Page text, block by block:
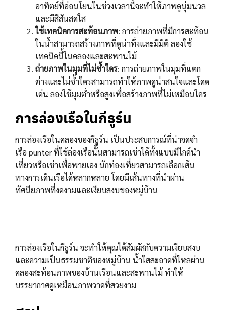
อาทิตย์ที่อ่อนโยนในช่วงเวลานี้จะทำให้ภาพดูนุ่มนวล
และมีสีสันสดใส
ใช้เทคนิคการสะท้อนภาพ: การถ่ายภาพที่มีการสะท้อน
ในน้ำสามารถสร้างภาพที่ดูน่าทึ่งและมีมิติ ลองใช้
เทคนิคนี้ในคลองและสะพานไม้
ถ่ายภาพในมุมที่ไม่ซ้ำใคร: การถ่ายภาพในมุมที่แตก
ต่างและไม่ซ้ำใครสามารถทำให้ภาพดูน่าสนใจและโดด
เด่น ลองใช้มุมต่ำหรือสูงเพื่อสร้างภาพที่ไม่เหมือนใคร
การล่องเรือในกีธูร์น
การล่องเรือในคลองของกีธูร์น เป็นประสบการณ์ที่น่าจดจำ
เรือ punter ที่ใช้ล่องเรือนั้นสามารถเช่าได้ทั้งแบบมีไกด์นำ
เที่ยวหรือเช่าเพื่อพายเอง นักท่องเที่ยวสามารถเลือกเส้น
ทางการเดินเรือได้หลากหลาย โดยมีเส้นทางที่นำผ่าน
ทัศนียภาพที่งดงามและเงียบสงบของหมู่บ้าน
การล่องเรือในกีธูร์น จะทำให้คุณได้สัมผัสกับความเงียบสงบ
และความเป็นธรรมชาติของหมู่บ้าน น้ำใสสะอาดที่ไหลผ่าน
คลองสะท้อนภาพของบ้านเรือนและสะพานไม้ ทำให้
บรรยากาศดูเหมือนภาพวาดที่สวยงาม